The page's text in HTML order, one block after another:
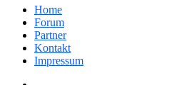
Home
Forum
Partner
Kontakt
Impressum